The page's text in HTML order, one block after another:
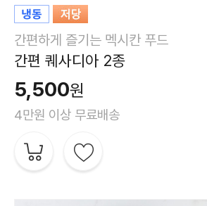
간편하게 즐기는 멕시칸 푸드
간편 퀘사디아 2종
5,500원
4만원 이상 무료배송